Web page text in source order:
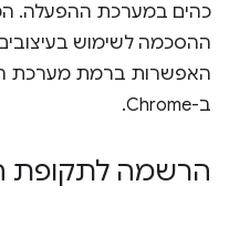
כהים במערכת ההפעלה.
ההסכמה לשימוש
האפשרות ברמת מערכת
ב-Chrome.
הרשמה לתקופת